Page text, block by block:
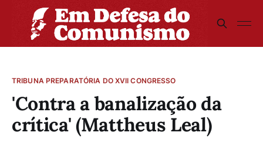
TRIBUNA PREPARATÓRIA DO XVII CONGRESSO
'Contra a banalização da
crítica' (Mattheus Leal)